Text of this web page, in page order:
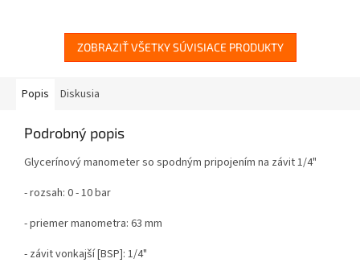
ZOBRAZIŤ VŠETKY SÚVISIACE PRODUKTY
Popis Diskusia
Podrobný popis
Glycerínový manometer so spodným pripojením na závit 1/4"
- rozsah: 0 - 10 bar
- priemer manometra: 63 mm
- závit vonkajší [BSP]: 1/4"